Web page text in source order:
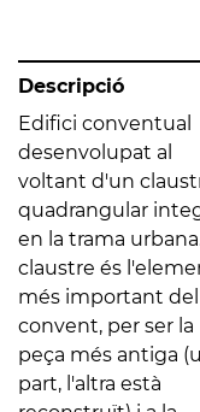
Descripció
Edifici conventual
desenvolupat al
voltant d'un
quadrangular
en la trama urbana.
claustre és
més important del
convent, per ser la
peça més antiga
part, l'altra està
interès artístic. El pany
de claustre que es
conserva del s.XV
de factura gòtica,
columnes de
quadrilobats i
piramidals ricament
esculpits en gran
varietat de